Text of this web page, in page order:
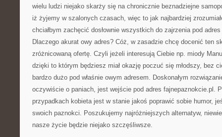
wielu ludzi niejako skarży się na chronicznie beznadziejne
iż żyjemy w szalonych czasach, więc to jak najbardziej
chciałbym zachęcić dosłownie wszystkich do zajrzenia pod
Dlaczego akurat owy adres? Cóż, w zasadzie chcę docenić ten
zróżnicowaną ofertę. Czyli jeżeli interesują Ciebie np. miody
dzięki to którym będziesz miał okazję poczuć się młodszy, bez
bardzo dużo pod właśnie owym adresem. Doskonałym
oczywiście o paniach, jest wejście pod adres fajnepaznokcie.pl.
przypadkach kobieta jest w stanie jakoś poprawić sobie humor,
swoich paznokci. Poszukujemy najróżniejszych alternatyw,
nasze życie będzie niejako szczęśliwsze.